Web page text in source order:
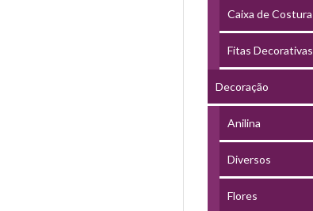
Caixa de Costura
Fitas Decorativas
Decoração
Anilina
Diversos
Flores